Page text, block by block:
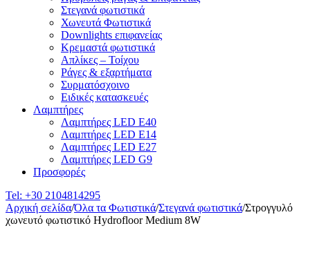
Στεγανά φωτιστικά
Χωνευτά Φωτιστικά
Downlights επιφανείας
Κρεμαστά φωτιστικά
Απλίκες – Τοίχου
Ράγες & εξαρτήματα
Συρματόσχοινο
Ειδικές κατασκευές
Λαμπτήρες
Λαμπτήρες LED E40
Λαμπτήρες LED E14
Λαμπτήρες LED E27
Λαμπτήρες LED G9
Προσφορές
Tel: +30 2104814295
Αρχική σελίδα/Όλα τα Φωτιστικά/Στεγανά φωτιστικά/Στρογγυλό
χωνευτό φωτιστικό Hydrofloor Medium 8W